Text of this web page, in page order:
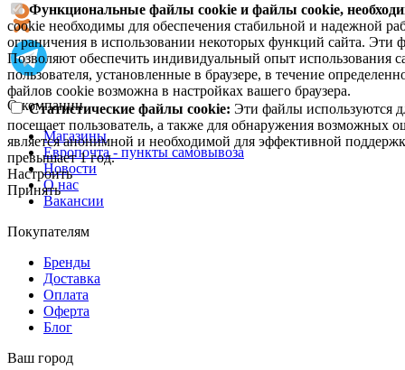
Функциональные файлы cookie и файлы cookie,
cookie необходимы для обеспечения стабильной и надежной
ограничения в использовании некоторых функций сайта. Эти
Позволяют обеспечить индивидуальный опыт использования
пользователя, установленные в браузере, в течение
файлов cookie возможна в настройках вашего браузера.
Статистические файлы cookie: Эти файлы используются
посещает пользователь, а также для обнаружения возможных
является анонимной и необходимой для эффективной
превышает 1 год.
Настроить
Принять
О компании
Магазины
Европочта - пункты самовывоза
Новости
О нас
Вакансии
Покупателям
Бренды
Доставка
Оплата
Оферта
Блог
Ваш город